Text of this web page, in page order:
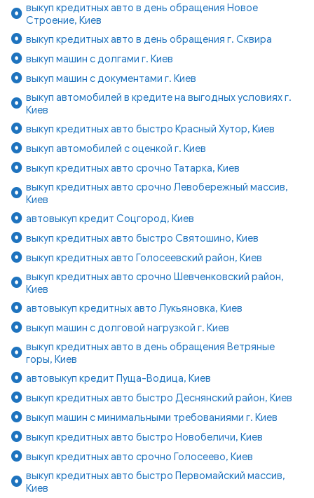
выкуп кредитных авто в день обращения Новое
Строение, Киев
выкуп кредитных авто в день обращения г. Сквира
выкуп машин с долгами г. Киев
выкуп машин с документами г. Киев
выкуп автомобилей в кредите на выгодных условиях г.
Киев
выкуп кредитных авто быстро Красный Хутор, Киев
выкуп автомобилей с оценкой г. Киев
выкуп кредитных авто срочно Татарка, Киев
выкуп кредитных авто срочно Левобережный массив,
Киев
автовыкуп кредит Соцгород, Киев
выкуп кредитных авто быстро Святошино, Киев
выкуп кредитных авто Голосеевский район, Киев
выкуп кредитных авто срочно Шевченковский район,
Киев
автовыкуп кредитных авто Лукьяновка, Киев
выкуп машин с долговой нагрузкой г. Киев
выкуп кредитных авто в день обращения Ветряные
горы, Киев
автовыкуп кредит Пуща-Водица, Киев
выкуп кредитных авто быстро Деснянский район, Киев
выкуп машин с минимальными требованиями г. Киев
выкуп кредитных авто быстро Новобеличи, Киев
выкуп кредитных авто срочно Голосеево, Киев
выкуп кредитных авто быстро Первомайский массив,
Киев